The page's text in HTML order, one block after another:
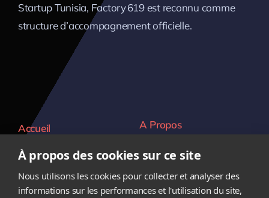
À propos des cookies sur ce site
Nous utilisons les cookies pour collecter et analyser des
informations sur les performances et l'utilisation du site,
Startup Tunisia, Factory 619 est reconnu comme
structure d’accompagnement officielle.
Accueil
Contact
Carrière
A Propos
Equipe